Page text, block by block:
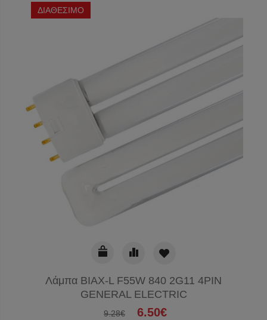
ΔΙΑΘΕΣΙΜΟ
Λάμπα BIAX-L F55W 840 2G11 4PIN
GENERAL ELECTRIC
9.28€ 6.50€